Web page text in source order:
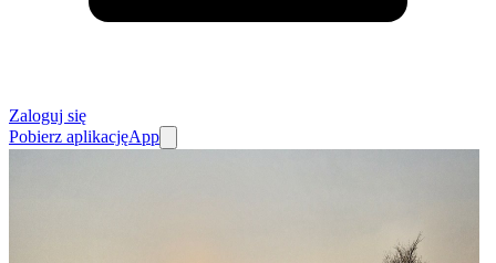
Zaloguj się
Pobierz aplikacjęApp